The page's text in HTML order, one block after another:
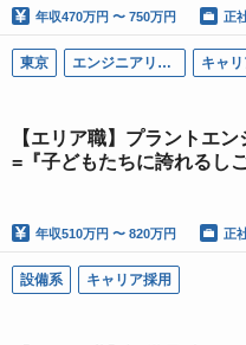
年収470万円 〜 750万円 正
東京 エンジニアリング系 キャ
【エリア職】プラントエ
=『子どもたちに誇れるし
年収510万円 〜 820万円 正
設備系 キャリア採用